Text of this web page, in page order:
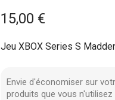
15,00 €
Jeu XBOX Series S
Envie d'économiser sur
produits que vous